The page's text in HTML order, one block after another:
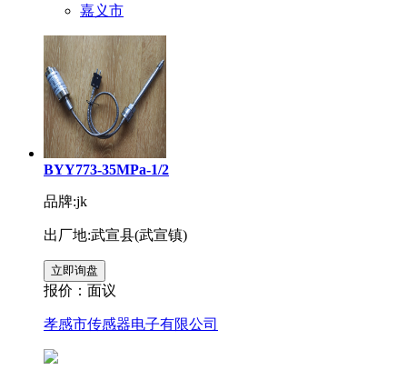
嘉义市
BYY773-35MPa-1/2
品牌:jk
出厂地:武宣县(武宣镇)
报价： 面议
孝感市传感器电子有限公司